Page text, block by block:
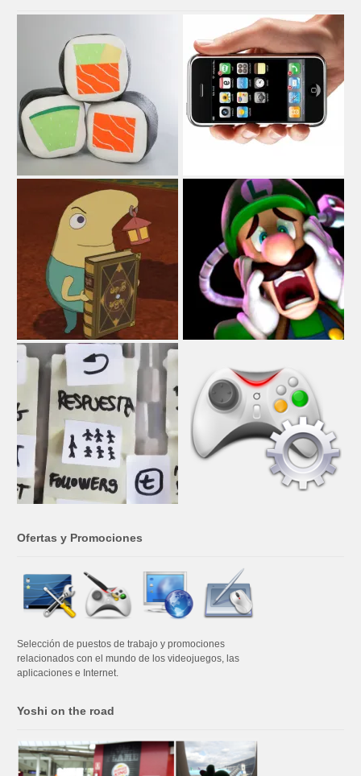
Ofertas y Promociones
Selección de puestos de trabajo y promociones
relacionados con el mundo de los videojuegos, las
aplicaciones e Internet.
Yoshi on the road